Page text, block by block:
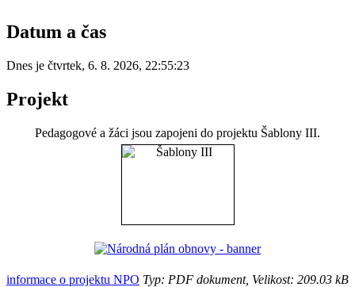
Datum a čas
Dnes je čtvrtek, 6. 8. 2026, 22:55:23
Projekt
Pedagogové a žáci jsou zapojeni do projektu Šablony III.
informace o projektu NPO Typ: PDF dokument, Velikost: 209.03 kB